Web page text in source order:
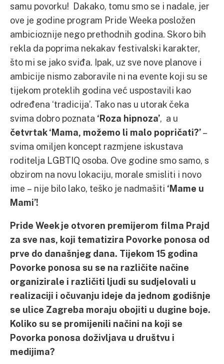
samu povorku! Dakako, tomu smo se i nadale, jer
ove je godine program Pride Weeka posložen
ambicioznije nego prethodnih godina. Skoro bih
rekla da poprima nekakav festivalski karakter,
što mi se jako sviđa. Ipak, uz sve nove planove i
ambicije nismo zaboravile ni na evente koji su se
tijekom proteklih godina već uspostavili kao
određena ‘tradicija’. Tako nas u utorak čeka
svima dobro poznata ‘Roza hipnoza’, a u
četvrtak ‘Mama, možemo li malo popričati?’–
svima omiljen koncept razmjene iskustava
roditelja LGBTIQ osoba. Ove godine smo samo, s
obzirom na novu lokaciju, morale smisliti i novo
ime – nije bilo lako, teško je nadmašiti ‘Mame u
Mami’!
Pride Week je otvoren premijerom filma Prajd
za sve nas, koji tematizira Povorke ponosa od
prve do današnjeg dana. Tijekom 15 godina
Povorke ponosa su se na različite načine
organizirale i različiti ljudi su sudjelovali u
realizaciji i očuvanju ideje da jednom godišnje
se ulice Zagreba moraju obojiti u dugine boje.
Koliko su se promijenili načini na koji se
Povorka ponosa doživljava u društvu i
medijima?